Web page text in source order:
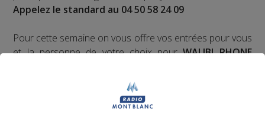
Appelez le standard au 04 50 58 24 09
Pour cette semaine on vous offre vos entrées pour vous
et la personne de votre choix pourWALIBI RHONE
Nathan est allé tester pour vous
dans la Vallée du Trient: